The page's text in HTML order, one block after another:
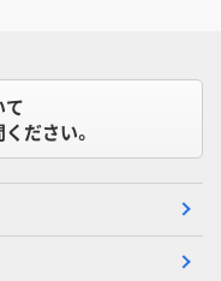
て
ださい。